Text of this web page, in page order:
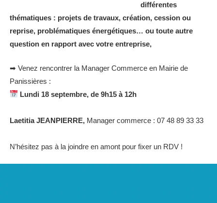
différentes
thématiques : projets de travaux, création, cession ou
reprise, problématiques énergétiques… ou toute autre
question en rapport avec votre entreprise,
➡ Venez rencontrer la Manager Commerce en Mairie de
Panissières :
Lundi 18 septembre, de 9h15 à 12h
Laetitia JEANPIERRE, Manager commerce : 07 48 89 33 33
N’hésitez pas à la joindre en amont pour fixer un RDV !